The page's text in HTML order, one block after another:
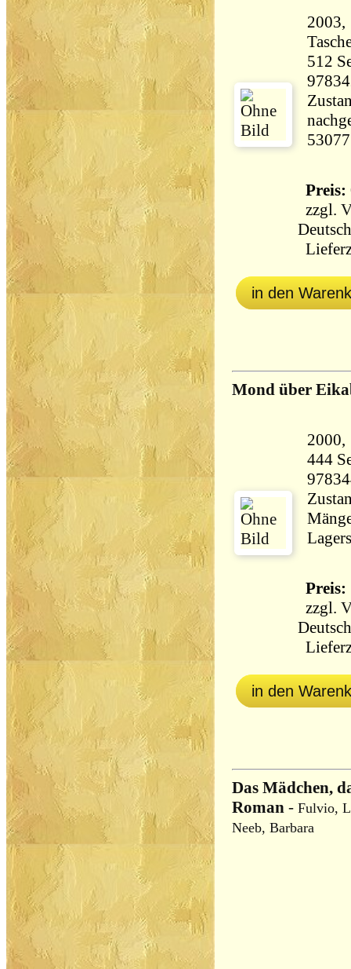
512 Seiten
53077
Preis:
zzgl.
in den
Mond über
444 Seiten
Preis:
zzgl.
in den
Das Mädchen,
Roman - Fulvio,
Neeb, Barbara